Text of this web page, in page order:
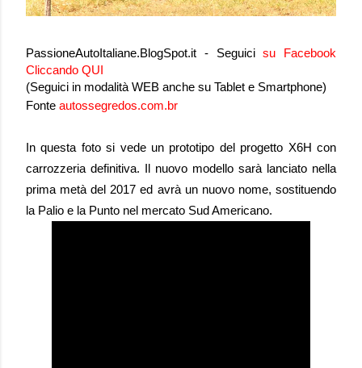
PassioneAutoItaliane.BlogSpot.it - Seguicisu
Facebook
Cliccando QUI
(Seguici in modalità WEB anche su Tablet e Smartphone)
Fonte autossegredos.com.br
In questa foto si vede un prototipo del progetto X6H con
carrozzeria definitiva. Il nuovo modello sarà lanciato nella
prima metà del 2017 ed avrà un nuovo nome, sostituendo
la Palio e la Punto nel mercato Sud Americano.